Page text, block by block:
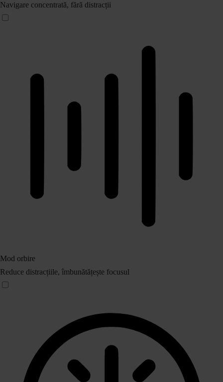
Navigare concentrată, fără distracții
Mod orbire
Reduce distracțiile, îmbunătățește focusul